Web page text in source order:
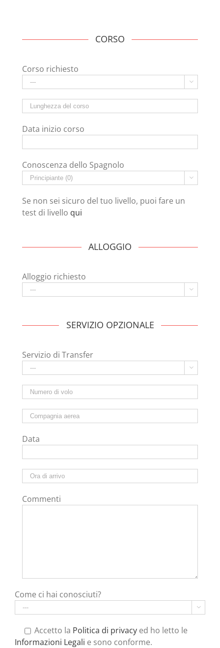
CORSO
Corso richiesto

Data inizio corso
Conoscenza dello Spagnolo

Se non sei sicuro del tuo livello, puoi fare un
test di livello qui
ALLOGGIO
Alloggio richiesto

SERVIZIO OPZIONALE
Servizio di Transfer

Data
Commenti
Come ci hai conosciuti?

Accetto la Politica di privacy ed ho letto le
Informazioni Legali e sono conforme.